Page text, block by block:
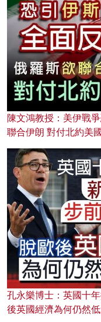
陳文鴻教授：美伊戰
聯合伊朗 對付北約美
孔永樂博士：英國十
後英國經濟為何仍然低